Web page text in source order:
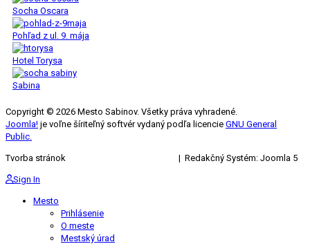
Socha Oscara
Pohľad z ul. 9. mája
Hotel Torysa
Sabina
Copyright © 2026 Mesto Sabinov. Všetky práva vyhradené.
Joomla! je voľne šíriteľný softvér vydaný podľa licencie GNU General
Public.
Tvorba stránok | Redakčný Systém: Joomla 5
Sign In
Mesto
Prihlásenie
O meste
Mestský úrad